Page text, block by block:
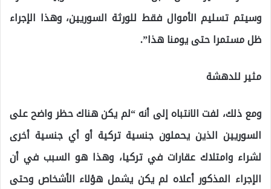
وسيتم تسليم الأموال فقط للورثة السوريين، وهذا الإجراء
ظل مستمرا حتى يومنا هذا”.
مثير للدهشة
ومع ذلك، لفت الانتباه إلى أنه “لم يكن هناك حظر واضح على
السوريين الذين يحملون جنسية تركية أو أي جنسية أخرى
لشراء وامتلاك عقارات في تركيا، وهذا هو السبب في أن
الإجراء المذكور أعلاه لم يكن يشمل هؤلاء الأشخاص وحتى